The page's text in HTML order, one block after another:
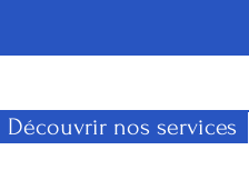
Découvrir nos services